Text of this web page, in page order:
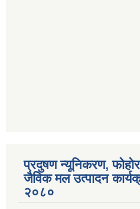
प्रदुषण न्यूनिकरण,
जैविक मल उत्पादन
२०८०